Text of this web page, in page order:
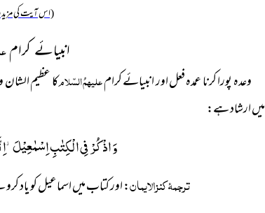
(اس آیت کی
انبیائے کرام
وعدہ پورا کرنا عمدہ فعل اور انبیائے کرامعلیہمُ السّلامکا عظیم
میں ارشاد ہے:
وَ اذْكُرْ فِی الْكِتٰبِ اِسْمٰعِیْلَ٘-
ترجمۂ کنزالایمان: اور کتاب میں اسماعیل کو یاد